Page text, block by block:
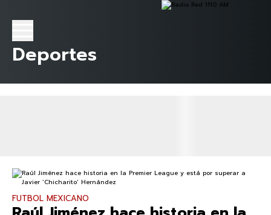
Deportes
FUTBOL MEXICANO